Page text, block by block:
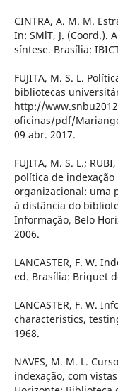
CINTRA, A. M. M.
In: SMlT, J. (Coord.).
síntese. Brasília:
FUJITA, M. S. L.
bibliotecas
http://
oficinas/pdf/
09 abr. 2017.
FUJITA, M. S. L.;
política de
organizacional: uma
à distância do
Informação, Belo
2006.
LANCASTER, F. W.
ed. Brasília: Briquet
LANCASTER, F. W.
characteristics,
1968.
NAVES, M. M. L.
indexação, com